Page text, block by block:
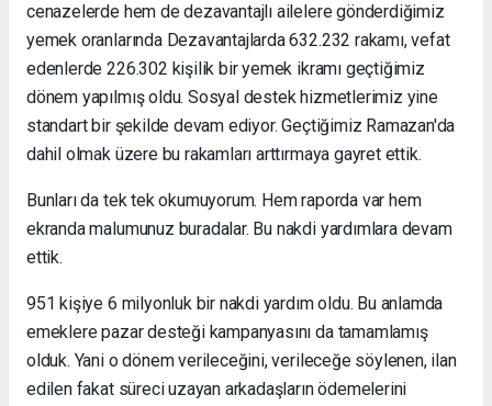
cenazelerde hem de dezavantajlı ailelere gönderdiğimiz
yemek oranlarında Dezavantajlarda 632.232 rakamı, vefat
edenlerde 226.302 kişilik bir yemek ikramı geçtiğimiz
dönem yapılmış oldu. Sosyal destek hizmetlerimiz yine
standart bir şekilde devam ediyor. Geçtiğimiz Ramazan'da
dahil olmak üzere bu rakamları arttırmaya gayret ettik.
Bunları da tek tek okumuyorum. Hem raporda var hem
ekranda malumunuz buradalar. Bu nakdi yardımlara devam
ettik.
951 kişiye 6 milyonluk bir nakdi yardım oldu. Bu anlamda
emeklere pazar desteği kampanyasını da tamamlamış
olduk. Yani o dönem verileceğini, verileceğe söylenen, ilan
edilen fakat süreci uzayan arkadaşların ödemelerini